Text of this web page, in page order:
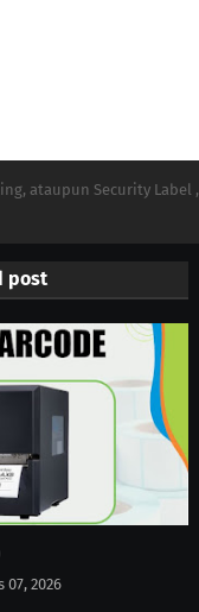
ataupun Security Label ,
post
07, 2026